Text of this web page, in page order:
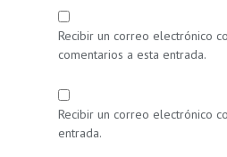
Recibir un correo electrónico
comentarios a esta entrada.
Recibir un correo electrónico
entrada.